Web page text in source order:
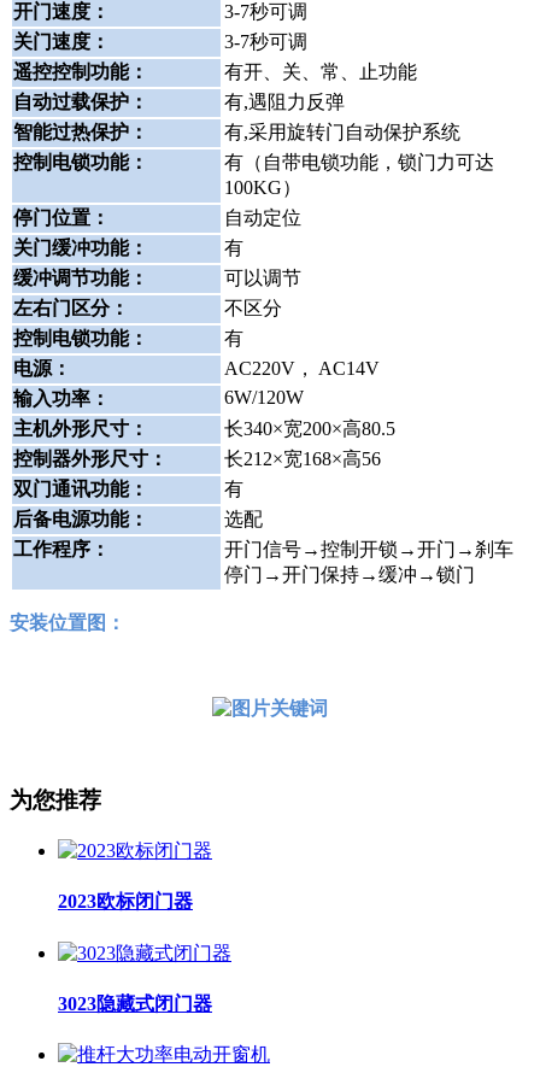
开门速度：
3-7秒可调
关门速度：
3-7秒可调
遥控控制功能：
有开、关、常、止功能
自动过载保护：
有,遇阻力反弹
智能过热保护：
有,采用旋转门自动保护系统
控制电锁功能：
有（自带电锁功能，锁门力可达
100KG）
停门位置：
自动定位
关门缓冲功能：
有
缓冲调节功能：
可以调节
左右门区分：
不区分
控制电锁功能：
有
电源：
AC220V， AC14V
输入功率：
6W/120W
主机外形尺寸：
长340×宽200×高80.5
控制器外形尺寸：
长212×宽168×高56
双门通讯功能：
有
后备电源功能：
选配
工作程序：
开门信号→控制开锁→开门→刹车
停门→开门保持→缓冲→锁门
安装位置图：
为您推荐
2023欧标闭门器
3023隐藏式闭门器